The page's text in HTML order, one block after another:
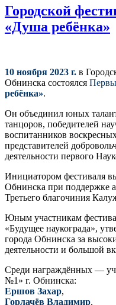
Городской
«Душа ребёнка»
10 ноября 2023 г. в
Обнинска состоялся
ребёнка».
Он объединил юных
танцоров, победителей
воспитанников
представителей
деятельности первого
Инициатором фестиваля
Обнинска при поддержке
Третьего благочиния
Юным участникам
«Будущее наукограда»,
города Обнинска за
деятельности и большой
Среди награждённых —
№1» г. Обнинска:
Ершов Захар,
Горлачёв Владимир,